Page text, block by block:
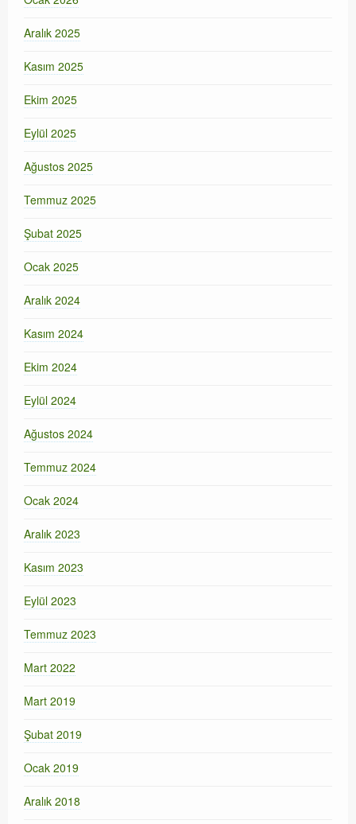
Aralık 2025
Kasım 2025
Ekim 2025
Eylül 2025
Ağustos 2025
Temmuz 2025
Şubat 2025
Ocak 2025
Aralık 2024
Kasım 2024
Ekim 2024
Eylül 2024
Ağustos 2024
Temmuz 2024
Ocak 2024
Aralık 2023
Kasım 2023
Eylül 2023
Temmuz 2023
Mart 2022
Mart 2019
Şubat 2019
Ocak 2019
Aralık 2018